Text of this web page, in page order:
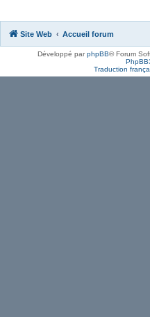
Site Web Accueil forum
Développé parphpBB® Forum
Traduction